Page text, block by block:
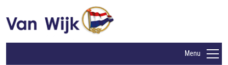
Menu